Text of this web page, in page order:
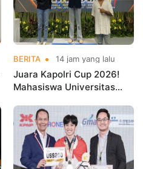
BERITA 14 jam yang lalu
Juara Kapolri Cup 2026!
Mahasiswa Universitas
Nama Kampus di Kejurnas
Taekwondo